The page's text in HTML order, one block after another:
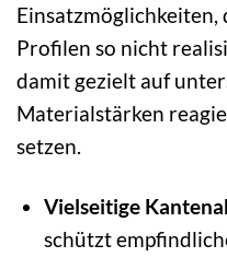
Einsatzmöglichkeiten,
Profilen so nicht
damit gezielt auf
Materialstärken
setzen.
Vielseitige
schützt